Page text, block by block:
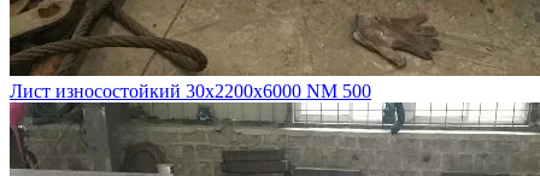
Лист износостойкий 30х2200х6000 NM 500